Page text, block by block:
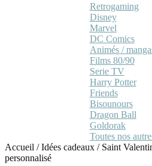
Retrogaming
Disney
Marvel
DC Comics
Animés /
Films 80/90
Serie TV
Harry Potter
Friends
Bisounours
Dragon Ball
Goldorak
Toutes nos
Accueil /Idées cadeaux / Saint
personnalisé